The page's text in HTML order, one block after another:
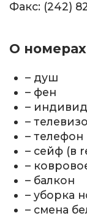
Факс: (242)
О номерах
– душ
– фен
–
–
– телефон
– сейф (в
–
– балкон
– уборка
– смена